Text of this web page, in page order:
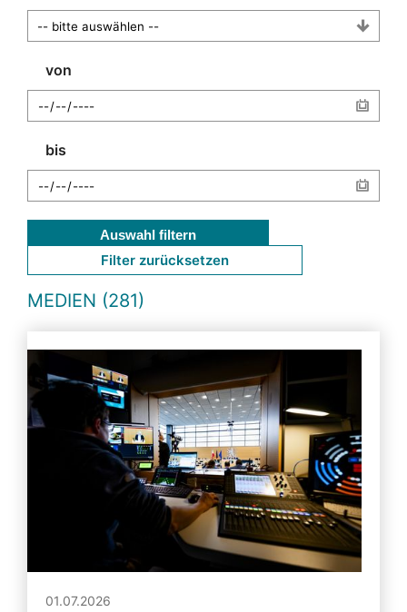
von
bis
Auswahl filtern
Filter zurücksetzen
MEDIEN (281)
01.07.2026